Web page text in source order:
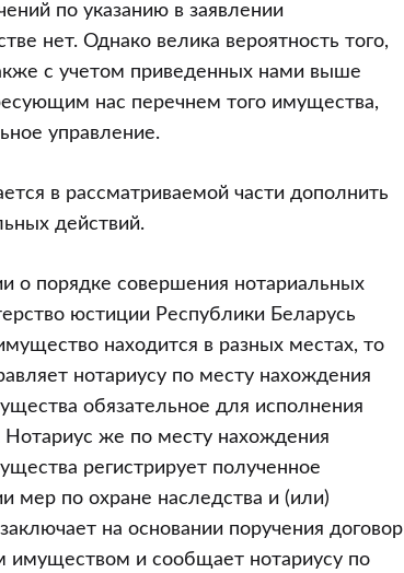
по указанию в заявлении
нет. Однако велика вероятность того,
с учетом приведенных нами выше
нас перечнем того имущества,
управление.
в рассматриваемой части дополнить
действий.
о порядке совершения нотариальных
юстиции Республики Беларусь
находится в разных местах, то
нотариусу по месту нахождения
обязательное для исполнения
же по месту нахождения
регистрирует полученное
мер по охране наследства и (или)
на основании поручения договор
имуществом и сообщает нотариусу по